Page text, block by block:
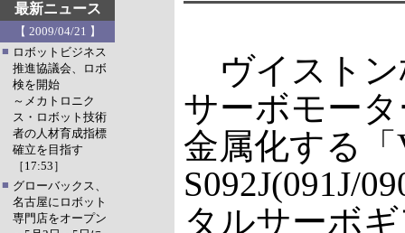
最新ニュース
【 2009/04/21 】
■ ロボットビジネス
推進協議会、ロボ
検を開始
～メカトロニク
ス・ロボット技術
者の人材育成指標
確立を目指す
［17:53］
■ グローバックス、
名古屋にロボット
専門店をオープン
ヴイストン
サーボモー
金属化する「
S092J(091J/
タルサーボ